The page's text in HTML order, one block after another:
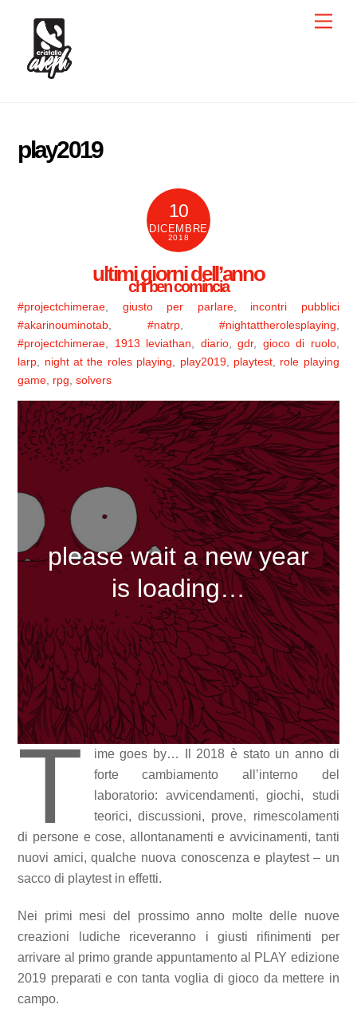
content
play2019
10
DICEMBRE
2018
ultimi giorni dell’anno
chi ben comincia
#projectchimerae giusto per parlare, incontri pubblici
#akarinouminotab
#natrp #nightattherolesplaying
#projectchimerae
1913 leviathan diario,gdr, gioco di ruolo,
larp
night at the roles playing play2019, playtest, role playing
game rpg ,solvers
please wait a new year
is loading…
T
ime goes by… Il 2018 è stato un anno di
forte cambiamento all’interno del
laboratorio: avvicendamenti, giochi, studi
teorici, discussioni, prove, rimescolamenti
di persone e cose, allontanamenti e avvicinamenti, tanti
nuovi amici, qualche nuova conoscenza e playtest – un
sacco di playtest in effetti.
Nei primi mesi del prossimo anno molte delle nuove
creazioni ludiche riceveranno i giusti rifinimenti per
arrivare al primo grande appuntamento al PLAY edizione
2019 preparati e con tanta voglia di gioco da mettere in
campo.